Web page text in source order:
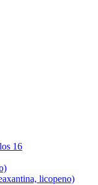
16
licopeno)